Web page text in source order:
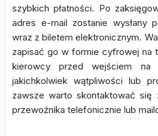
szybkich płatności. Po
adres e-mail zostanie wysłany
wraz z biletem elektronicznym.
zapisać go w formie cyfrowej na
kierowcy przed wejściem na
jakichkolwiek wątpliwości lub
zawsze warto skontaktować się
przewoźnika telefonicznie lub